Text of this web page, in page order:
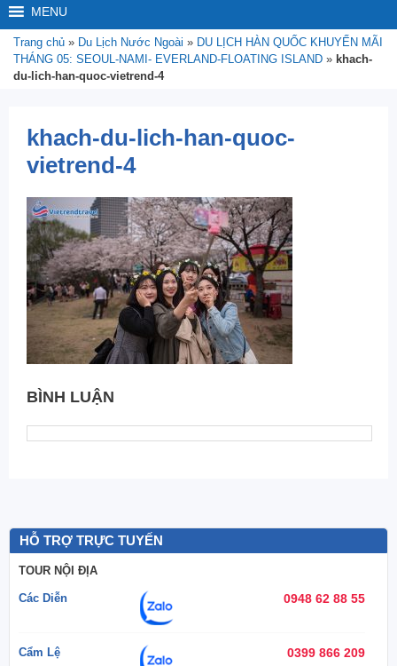
MENU
Trang chủ » Du Lịch Nước Ngoài » DU LỊCH HÀN QUỐC KHUYẾN MÃI
THÁNG 05: SEOUL-NAMI- EVERLAND-FLOATING ISLAND » khach-
du-lich-han-quoc-vietrend-4
khach-du-lich-han-quoc-
vietrend-4
BÌNH LUẬN
HỖ TRỢ TRỰC TUYẾN
TOUR NỘI ĐỊA
Các Diễn 0948 62 88 55
Cẩm Lệ 0399 866 209